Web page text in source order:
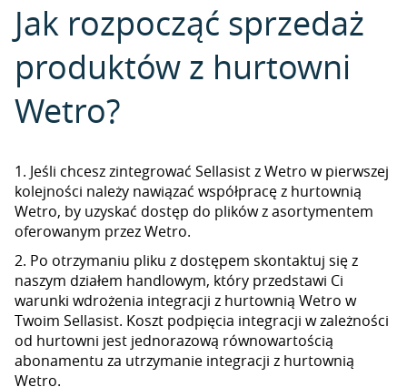
Jak rozpocząć sprzedaż
produktów z hurtowni
Wetro?
1. Jeśli chcesz zintegrować Sellasist z Wetro w pierwszej
kolejności należy nawiązać współpracę z hurtownią
Wetro, by uzyskać dostęp do plików z asortymentem
oferowanym przez Wetro.
2. Po otrzymaniu pliku z dostępem skontaktuj się z
naszym działem handlowym, który przedstawi Ci
warunki wdrożenia integracji z hurtownią Wetro w
Twoim Sellasist. Koszt podpięcia integracji w zależności
od hurtowni jest jednorazową równowartością
abonamentu za utrzymanie integracji z hurtownią
Wetro.